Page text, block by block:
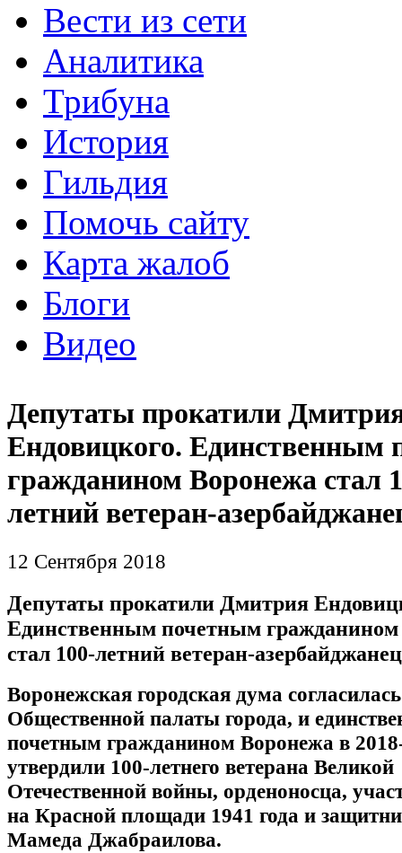
Вести из сети
Аналитика
Трибуна
История
Гильдия
Помочь сайту
Карта жалоб
Блоги
Видео
Депутаты прокатили
Ендовицкого. Единственным
гражданином Воронежа стал
летний ветеран-
12 Сентября 2018
Депутаты прокатили Дмитрия
Единственным почетным
стал 100-летний ветеран-азербайджанец
Воронежская городская дума
Общественной палаты города, и
почетным гражданином Воронежа в
утвердили 100-летнего ветерана Великой
Отечественной войны, орденоносца,
на Красной площади 1941 года и
Мамеда Джабраилова.